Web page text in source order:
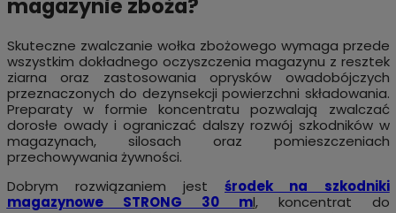
magazynie zboża?
Skuteczne zwalczanie wołka zbożowego wymaga przede
wszystkim dokładnego oczyszczenia magazynu z resztek
ziarna oraz zastosowania oprysków owadobójczych
przeznaczonych do dezynsekcji powierzchni składowania.
Preparaty w formie koncentratu pozwalają zwalczać
dorosłe owady i ograniczać dalszy rozwój szkodników w
magazynach, silosach oraz pomieszczeniach
przechowywania żywności.
Dobrym rozwiązaniem jestśrodek na szkodniki
magazynowe STRONG 30 ml, koncentrat do